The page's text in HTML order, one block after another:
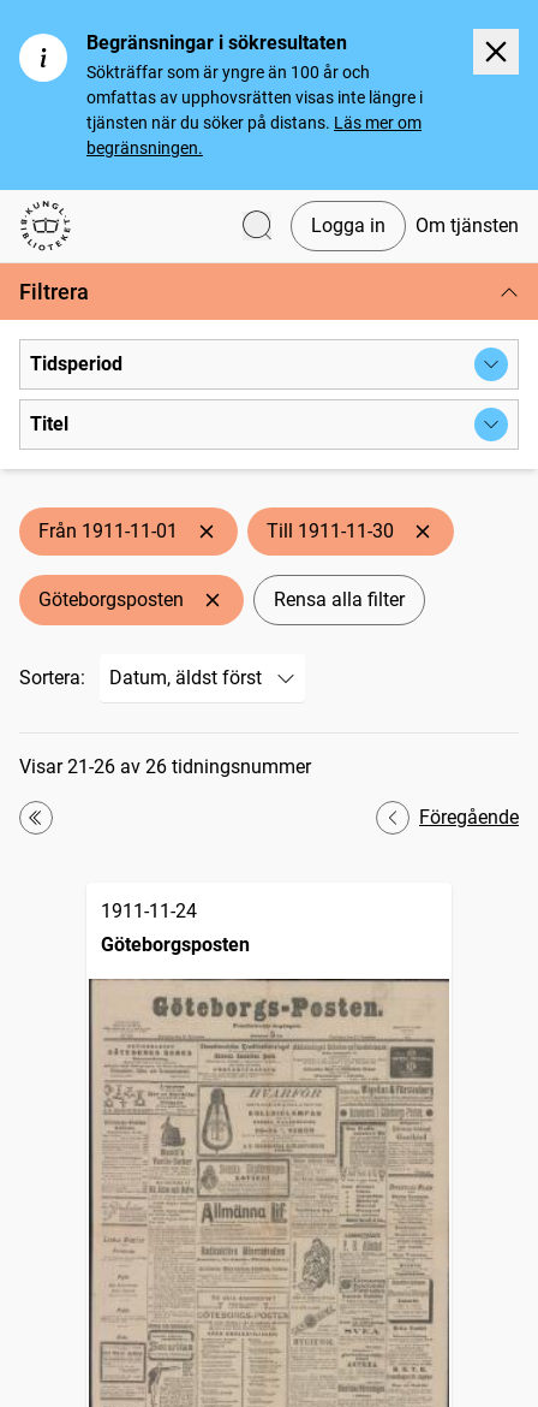
Begränsningar i sökresultaten
Sökträffar som är yngre än 100 år och
omfattas av upphovsrätten visas inte längre i
tjänsten när du söker på distans. Läs mer om
begränsningen.
Svenska tidningar
Logga in Om tjänsten
Filtrera
Tidsperiod
Titel
Från 1911-11-01 Till 1911-11-30
Göteborgsposten Rensa alla filter
Sortera:
Sökresultat
Visar 21-26 av 26 tidningsnummer
Första
Föregående
1911-11-24
Göteborgsposten